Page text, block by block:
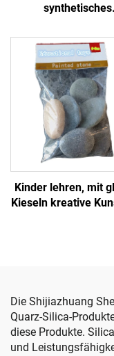
synthetisches
Glimmer
Glimmerflocken
Kunststoffbau
Kinder lehren, mit
Kieseln kreative
Die Shijiazhuang
Quarz-Silica-
diese Produkte.
und